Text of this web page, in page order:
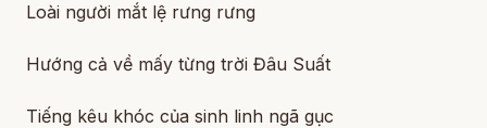
Loài người mắt lệ rưng rưng
Hướng cả về mấy từng trời Đâu Suất
Tiếng kêu khóc của sinh linh ngã gục